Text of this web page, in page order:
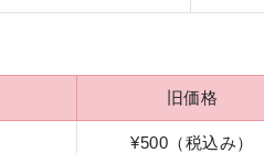
旧価格
¥500（税込み）